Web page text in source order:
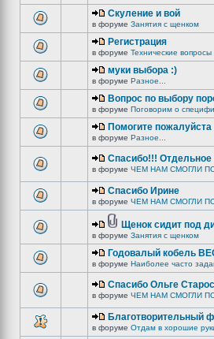
Скуление и вой
в форуме Занятия с щенком
Регистрация
в форуме Технические
муки выбора :)
в форуме Разное...
Вопрос по выбору
в форуме Поговорим о
Помогите
в форуме Разное...
Спасибо!!! Отдельное
в форуме ЧЕМ НАМ СМОГЛИ
Спасибо Ирине
в форуме ЧЕМ НАМ СМОГЛИ
Щенок сидит под
в форуме Занятия с щенком
Годовалый кобель
в форуме Наиболее часто
Спасибо Ольге
в форуме ЧЕМ НАМ СМОГЛИ
Благотворительный
в форуме Отдам в хорошие